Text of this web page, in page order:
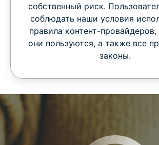
собственный риск.
соблюдать наши условия
правила контент-
они пользуются, а также все
законы.